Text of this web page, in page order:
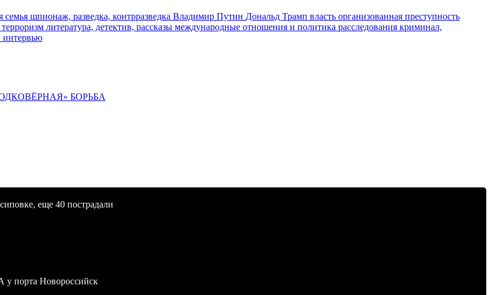
семья шпионаж, разведка, контрразведка Владимир Путин Дональд Трамп власть организованная преступность
терроризм литература, детектив, рассказы международные отношения и политика расследования криминал,
интервью
БОРЬБА
еще 40 пострадали
у порта Новороссийск